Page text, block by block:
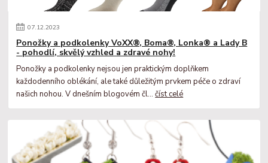
07.12.2023
Ponožky a podkolenky VoXX®, Boma®, Lonka® a Lady B
- pohodlí, skvělý vzhled a zdravé nohy!
Ponožky a podkolenky nejsou jen praktickým doplňkem
každodenního oblékání, ale také důležitým prvkem péče o zdraví
našich nohou. V dnešním blogovém čl...číst celé